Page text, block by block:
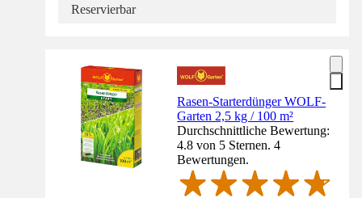
Reservierbar
Rasen-Starterdünger WOLF-
Garten 2,5 kg / 100 m²
Durchschnittliche Bewertung:
4.8 von 5 Sternen. 4
Bewertungen.